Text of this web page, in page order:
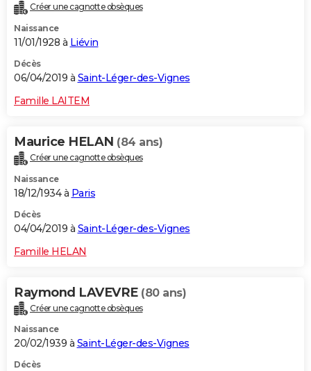
Créer une cagnotte obsèques
Naissance
11/01/1928 à Liévin
Décès
06/04/2019 à Saint-Léger-des-Vignes
Famille LAITEM
Maurice HELAN (84 ans)
Créer une cagnotte obsèques
Naissance
18/12/1934 à Paris
Décès
04/04/2019 à Saint-Léger-des-Vignes
Famille HELAN
Raymond LAVEVRE (80 ans)
Créer une cagnotte obsèques
Naissance
20/02/1939 à Saint-Léger-des-Vignes
Décès